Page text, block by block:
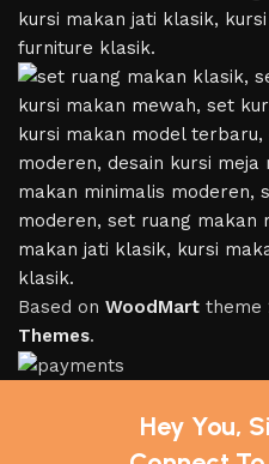
Based on WoodMart theme
Themes.
Hey You,